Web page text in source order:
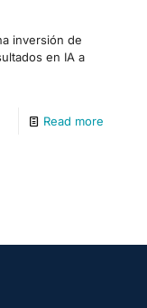
inversión de
en IA a
Read more